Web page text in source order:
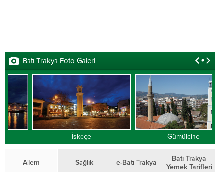
Batı Trakya Foto Galeri
Gümülcine
Ailem Sağlık e-Batı Trakya
Batı Trakya
Yemek Tarifleri